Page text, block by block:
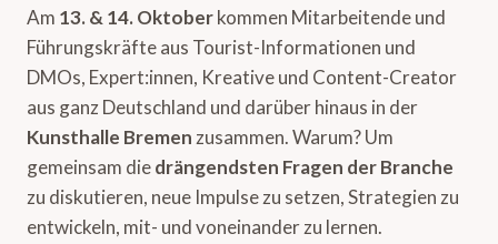
Am 13. & 14. Oktoberkommen Mitarbeitende und
Führungskräfte aus Tourist-Informationen und
DMOs, Expert:innen, Kreative und Content-Creator
aus ganz Deutschland und darüber hinaus in der
Kunsthalle Bremen zusammen. Warum? Um
gemeinsam diedrängendsten Fragen der Branche
zu diskutieren, neue Impulse zu setzen, Strategien zu
entwickeln, mit- und voneinander zu lernen.